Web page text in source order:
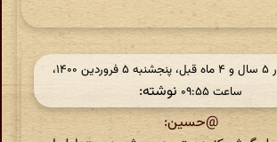
در ‫۵ سال و ۴ ماه قبل، پنجشنبه ۵ فروردین ۱۴۰۰،
ساعت ۰۹:۵۵
نوشته:
@حسین: